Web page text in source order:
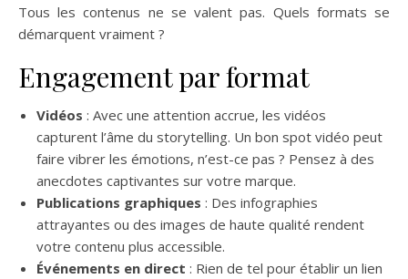
Tous les contenus ne se valent pas. Quels formats se
démarquent vraiment ?
Engagement par format
Vidéos : Avec une attention accrue, les vidéos
capturent l’âme du storytelling. Un bon spot vidéo peut
faire vibrer les émotions, n’est-ce pas ? Pensez à des
anecdotes captivantes sur votre marque.
Publications graphiques : Des infographies
attrayantes ou des images de haute qualité rendent
votre contenu plus accessible.
Événements en direct : Rien de tel pour établir un lien